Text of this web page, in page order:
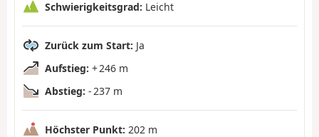
Schwierigkeitsgrad: Leicht
Zurück zum Start: Ja
Aufstieg: + 246 m
Abstieg: - 237 m
Höchster Punkt: 202 m